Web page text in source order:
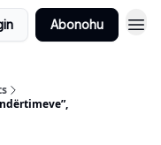
Abonohu